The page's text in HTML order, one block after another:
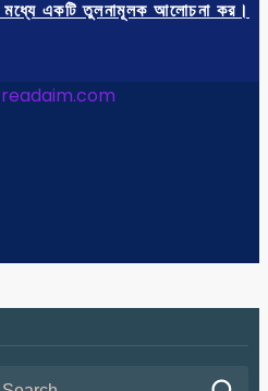
মধ্যে একটি তুলনামূলক আলোচনা কর।